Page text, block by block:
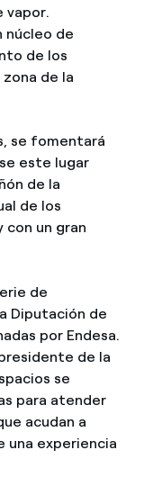
vapor.
núcleo de
de los
de la
se fomentará
este lugar
de la
de los
un gran
de
Diputación de
por Endesa.
de la
se
para atender
acudan a
una experiencia